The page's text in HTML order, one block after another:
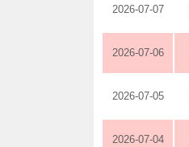
2026-07-07
2026-07-06
2026-07-05
2026-07-04